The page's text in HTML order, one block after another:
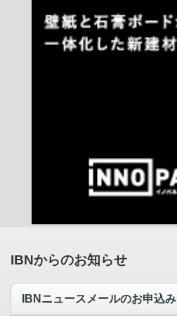
IBNからのお知らせ
IBNニュースメールのお申込み